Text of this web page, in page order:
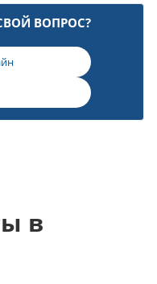
ВОПРОС?
в